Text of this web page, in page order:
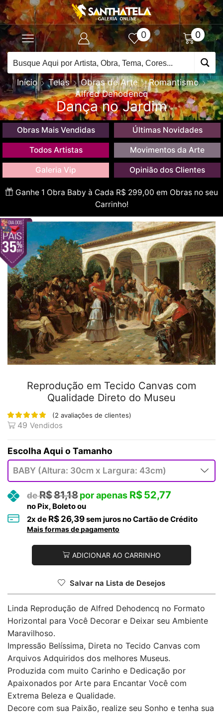
0 0
Início Telas Obras de Arte
Romantismo
Alfred Dehodencq
Dança no Jardim
Obras Mais Vendidas Últimas Novidades
Todos Artistas Movimentos da Arte
Galeria Vip Opinião dos Clientes
Ganhe 1 Obra Baby à Cada R$ 299,00 em Obras no seu
Carrinho!
Reprodução em Tecido Canvas com
Qualidade Direto do Museu
(2 avaliações de clientes)
49 Vendidos
Tamanho
R$81,18 R$52,77
no Pix, Boleto ou
2x de R$ 26,39sem juros no Cartão de Crédito
Mais formas de pagamento
ADICIONAR AO CARRINHO
Salvar na Lista de Desejos
Linda Reprodução de Alfred Dehodencq no Formato
Horizontal para Você Decorar e Deixar seu Ambiente
Maravilhoso.
Impressão Belíssima, Direta no Tecido Canvas com
Arquivos Adquiridos dos melhores Museus.
Produzida com muito Carinho e Dedicação por
Apaixonados por Arte para Encantar Você com
Extrema Beleza e Qualidade.
Decore com sua Paixão, realize seu Sonho e tenha sua